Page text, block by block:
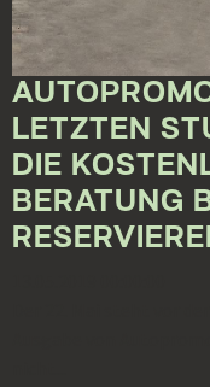
LETZTEN
DIE
BERATUNG